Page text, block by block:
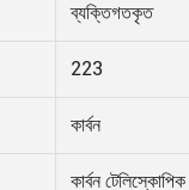
ব্যক্তিগতকৃত
223
কার্বন
কার্বন